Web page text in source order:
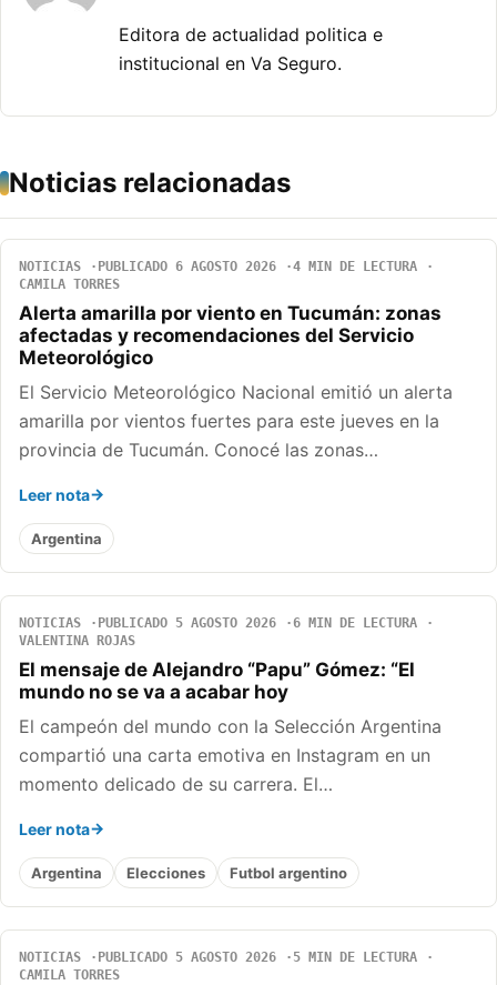
Editora de actualidad politica e
institucional en Va Seguro.
Noticias relacionadas
NOTICIAS PUBLICADO 6 AGOSTO 2026
4 MIN DE LECTURA
CAMILA TORRES
Alerta amarilla por viento en Tucumán: zonas
afectadas y recomendaciones del Servicio
Meteorológico
El Servicio Meteorológico Nacional emitió un alerta
amarilla por vientos fuertes para este jueves en la
provincia de Tucumán. Conocé las zonas…
Leer nota
Argentina
NOTICIAS PUBLICADO 5 AGOSTO 2026
6 MIN DE LECTURA
VALENTINA ROJAS
El mensaje de Alejandro “Papu” Gómez: “El
mundo no se va a acabar hoy
El campeón del mundo con la Selección Argentina
compartió una carta emotiva en Instagram en un
momento delicado de su carrera. El…
Leer nota
Argentina Elecciones Futbol argentino
NOTICIAS PUBLICADO 5 AGOSTO 2026
5 MIN DE LECTURA
CAMILA TORRES